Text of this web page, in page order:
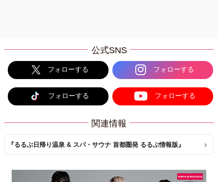
公式SNS
フォローする フォローする
フォローする フォローする
関連情報
『るるぶ日帰り温泉 & スパ・サウナ 首都圏発 るるぶ情報版』